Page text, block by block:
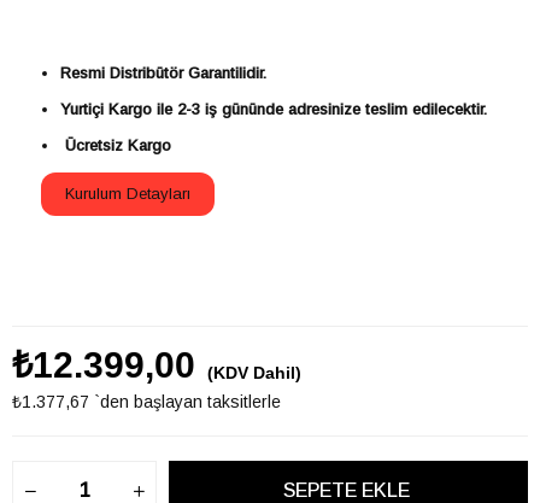
Resmi Distribütör Garantilidir.
Yurtiçi Kargo ile 2-3 iş gününde adresinize teslim edilecektir.
Ücretsiz Kargo
Kurulum Detayları
₺12.399,00
(KDV Dahil)
₺1.377,67 `den başlayan taksitlerle